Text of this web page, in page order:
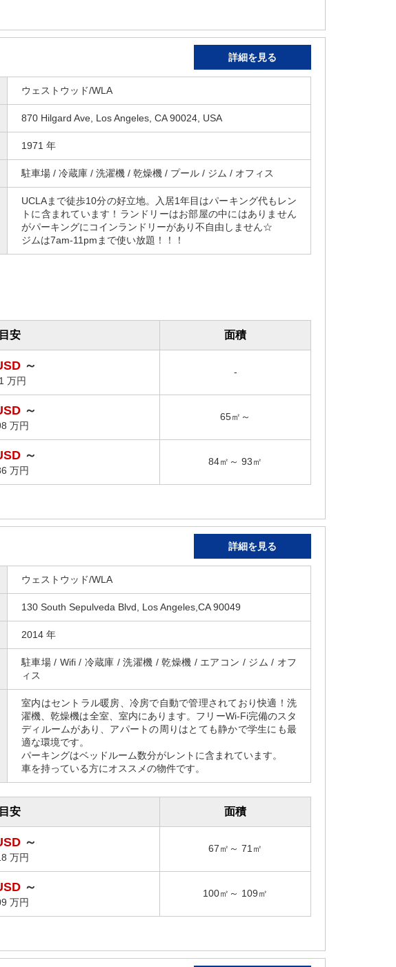
詳細を見る
ウェストウッド/WLA
870 Hilgard Ave, Los Angeles, CA 90024, USA
1971 年
駐車場 / 冷蔵庫 / 洗濯機 / 乾燥機 / プール / ジム / オフィス
UCLAまで徒歩10分の好立地。入居1年目はパーキング代もレン
トに含まれています！ランドリーはお部屋の中にはありません
がパーキングにコインランドリーがあり不自由しません☆
ジムは7am-11pmまで使い放題！！！
安 面積
～
万円
-
～
万円
65㎡～
～
万円
84㎡～ 93㎡
詳細を見る
ウェストウッド/WLA
130 South Sepulveda Blvd, Los Angeles,CA 90049
2014 年
駐車場 / Wifi / 冷蔵庫 / 洗濯機 / 乾燥機 / エアコン / ジム / オフ
ィス
室内はセントラル暖房、冷房で自動で管理されており快適！洗
濯機、乾燥機は全室、室内にあります。フリーWi-Fi完備のスタ
ディルームがあり、アパートの周りはとても静かで学生にも最
適な環境です。
パーキングはベッドルーム数分がレントに含まれています。
車を持っている方にオススメの物件です。
安 面積
～
万円
67㎡～ 71㎡
～
万円
100㎡～ 109㎡